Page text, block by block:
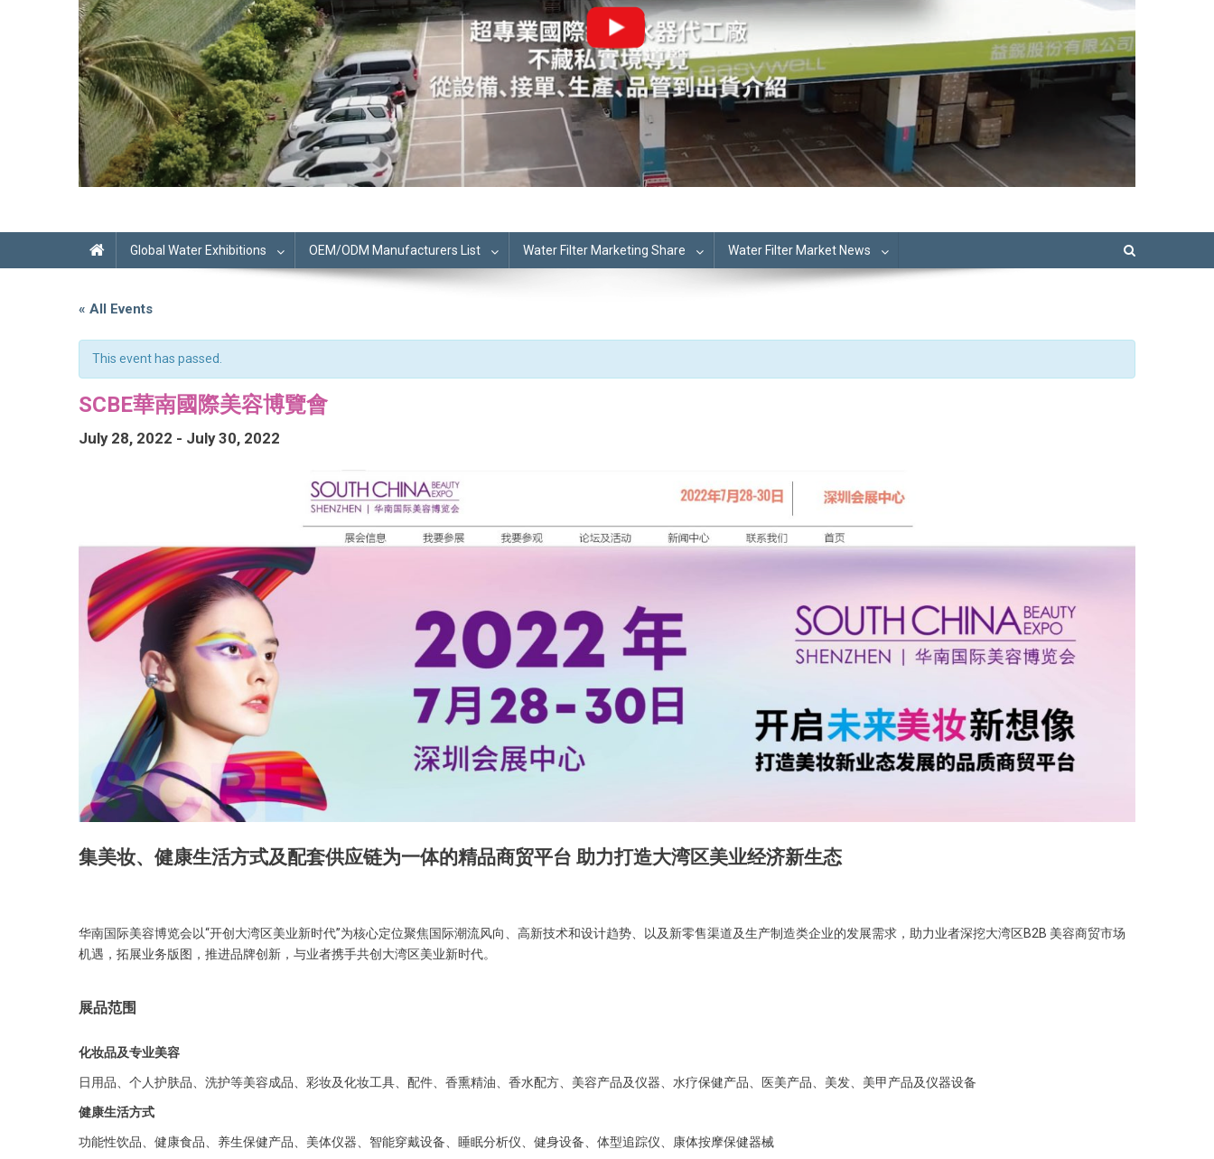
Global Water Exhibitions OEM/ODM Manufacturers List Water Filter Marketing Share Water Filter Market News
« All Events
This event has passed.
SCBE華南國際美容博覽會
July 28, 2022 - July 30, 2022
集美妆、健康生活方式及配套供应链为一体的精品商贸平台 助力打造大湾区美业经济新生态
华南国际美容博览会以“开创大湾区美业新时代”为核心定位聚焦国际潮流风向、高新技术和设计趋势、以及新零售渠道及生产制造类企业的发展需求，助力业者深挖大湾区B2B 美容商贸市场
机遇，拓展业务版图，推进品牌创新，与业者携手共创大湾区美业新时代。
展品范围
化妆品及专业美容
日用品、个人护肤品、洗护等美容成品、彩妆及化妆工具、配件、香熏精油、香水配方、美容产品及仪器、水疗保健产品、医美产品、美发、美甲产品及仪器设备
健康生活方式
功能性饮品、健康食品、养生保健产品、美体仪器、智能穿戴设备、睡眠分析仪、健身设备、体型追踪仪、康体按摩保健器械